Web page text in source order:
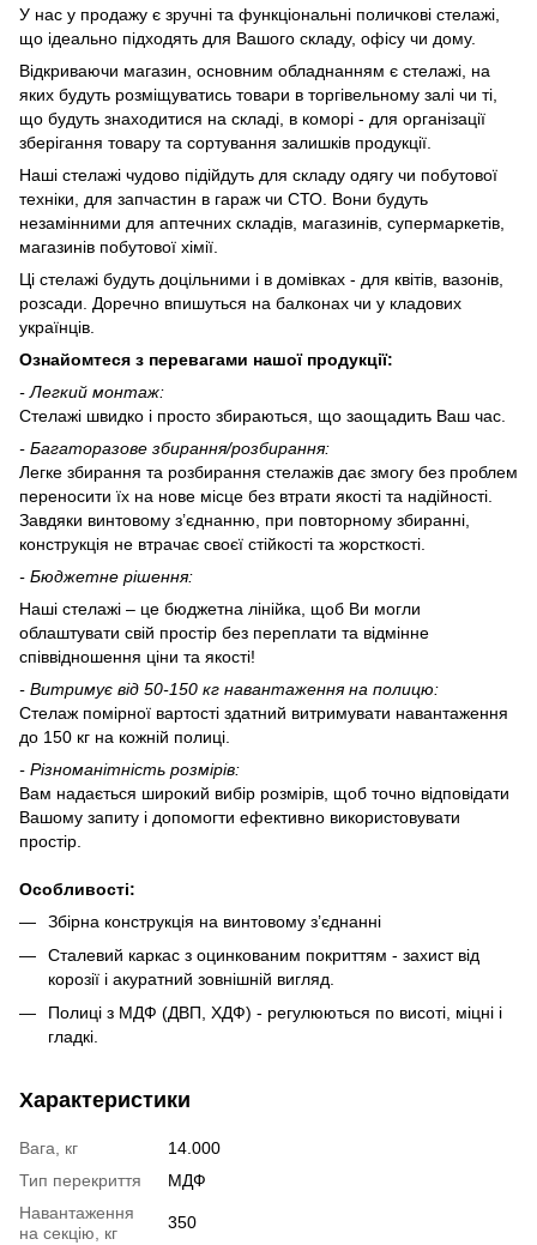
У нас у продажу є зручні та функціональні поличкові стелажі,
що ідеально підходять для Вашого складу, офісу чи дому.
Відкриваючи магазин, основним обладнанням є стелажі, на
яких будуть розміщуватись товари в торгівельному залі чи ті,
що будуть знаходитися на складі, в коморі - для організації
зберігання товару та сортування залишків продукції.
Наші стелажі чудово підійдуть для складу одягу чи побутової
техніки, для запчастин в гараж чи СТО. Вони будуть
незамінними для аптечних складів, магазинів, супермаркетів,
магазинів побутової хімії.
Ці стелажі будуть доцільними і в домівках - для квітів, вазонів,
розсади. Доречно впишуться на балконах чи у кладових
українців.
Ознайомтеся з перевагами нашої продукції:
- Легкий монтаж:
Стелажі швидко і просто збираються, що заощадить Ваш час.
- Багаторазове збирання/розбирання:
Легке збирання та розбирання стелажів дає змогу без проблем
переносити їх на нове місце без втрати якості та надійності.
Завдяки винтовому з’єднанню, при повторному збиранні,
конструкція не втрачає своєї стійкості та жорсткості.
- Бюджетне рішення:
Наші стелажі – це бюджетна лінійка, щоб Ви могли
облаштувати свій простір без переплати та відмінне
співвідношення ціни та якості!
- Витримує від 50-150 кг навантаження на полицю:
Стелаж помірної вартості здатний витримувати навантаження
до 150 кг на кожній полиці.
- Різноманітність розмірів:
Вам надається широкий вибір розмірів, щоб точно відповідати
Вашому запиту і допомогти ефективно використовувати
простір.
Особливості:
Збірна конструкція на винтовому з’єднанні
Сталевий каркас з оцинкованим покриттям - захист від
корозії і акуратний зовнішній вигляд.
Полиці з МДФ (ДВП, ХДФ) - регулюються по висоті, міцні і
гладкі.
Характеристики
Вага, кг
14.000
Тип перекриття
МДФ
Навантаження
на секцію, кг
350